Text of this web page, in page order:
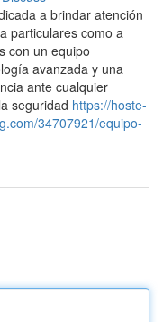
a brindar atención
particulares como a
con un equipo
avanzada y una
ante cualquier
seguridad https://hoste-
34707921/equipo-